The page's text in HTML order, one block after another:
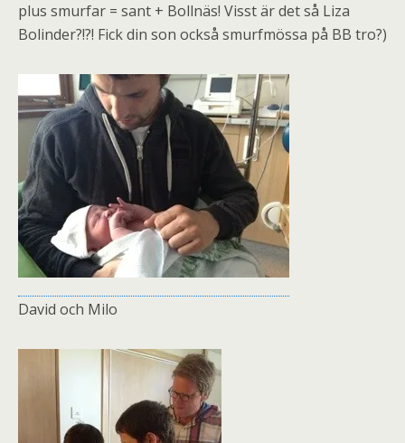
plus smurfar = sant + Bollnäs! Visst är det så Liza
Bolinder?!?! Fick din son också smurfmössa på BB tro?)
David och Milo